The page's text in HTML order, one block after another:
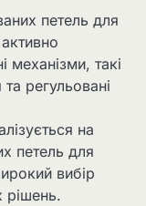
петель для
механізми, такі
регульовані
на
петель для
вибір
рішень.